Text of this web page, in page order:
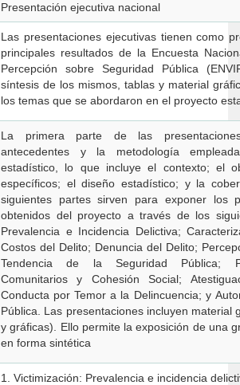
Presentación ejecutiva nacional
Las presentaciones ejecutivas tienen como
principales resultados de la Encuesta
Percepción sobre Seguridad Pública
síntesis de los mismos, tablas y material
los temas que se abordaron en el proyecto
La primera parte de las
antecedentes y la metodología
estadístico, lo que incluye el contexto; el
específicos; el diseño estadístico; y la
siguientes partes sirven para exponer los
obtenidos del proyecto a través de los
Prevalencia e Incidencia Delictiva;
Costos del Delito; Denuncia del Delito;
Tendencia de la Seguridad Pública;
Comunitarios y Cohesión Social;
Conducta por Temor a la Delincuencia; y
Pública. Las presentaciones incluyen material
y gráficas). Ello permite la exposición de una
en forma sintética
1. Victimización: Prevalencia e incidencia